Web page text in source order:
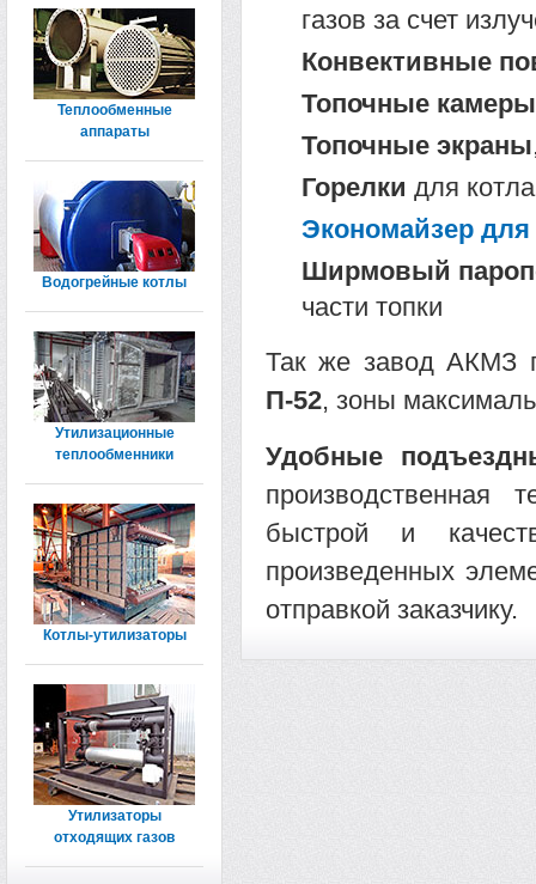
газов за счет
Конвективные
Топочные камеры
Топочные экраны
Горелки для котла
Экономайзер для
Ширмовый
части топки
Так же завод АКМЗ
П-52, зоны
Удобные
производственная
быстрой и
произведенных
отправкой заказчику.
Теплообменные
аппараты
Водогрейные котлы
Утилизационные
теплообменники
Котлы-утилизаторы
Утилизаторы
отходящих газов